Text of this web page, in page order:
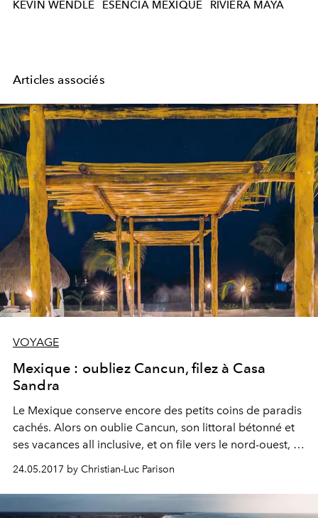
KEVIN WENDLE ESENCIA MEXIQUE RIVIERA MAYA
Articles associés
VOYAGE
Mexique : oubliez Cancun, filez à Casa
Sandra
Le Mexique conserve encore des petits coins de paradis
cachés. Alors on oublie Cancun, son littoral bétonné et
ses vacances all inclusive, et on file vers le nord-ouest, à
naturelle de Yum Balam, l’île Holbox flotte sur les eaux
turquoise du golfe du Mexique. En une demi-heure, un
ferry vous conduira sur ce bout de terre de rêve
24.05.2017 by Christian-Luc Parison